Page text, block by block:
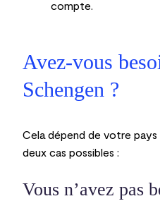
compte.
Avez-vous
Schengen ?
Cela dépend de votre
deux cas possibles :
Vous n’avez pas